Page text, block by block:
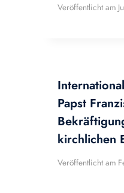
Veröffentlicht am
Papst
kirchlichen
Veröffentlicht am